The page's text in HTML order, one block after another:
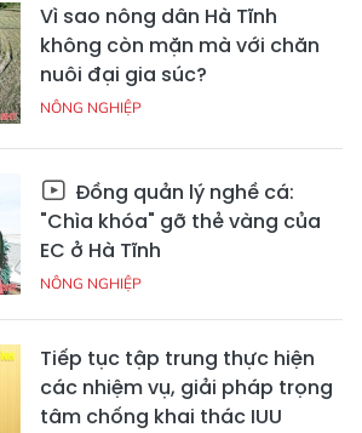
Vì sao nông dân Hà Tĩnh
không còn mặn mà với chăn
nuôi đại gia súc?
NÔNG NGHIỆP
Đồng quản lý nghề cá:
"Chìa khóa" gỡ thẻ vàng của
EC ở Hà Tĩnh
NÔNG NGHIỆP
Tiếp tục tập trung thực hiện
các nhiệm vụ, giải pháp trọng
tâm chống khai thác IUU